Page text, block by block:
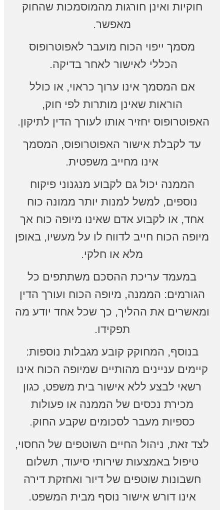
חוקיות ואינן חורגות מהמוסמכות שהחוק
מאפשר.
מסמך ייפוי הכוח מועבר לאפוטרופוס
הכללי לאישור לאחר בדיקה.
אם המסמך אינו ערוך כראוי, או כולל
הוראות שאינן מותרות לפי חוק,
האפוטרופוס יחזיר אותו לעורך הדין לתיקון.
עד לקבלת אישור האפוטרופוס, המסמך
אינו מחייב משפטית.
הממנה יכול גם לקבוע מנגנוני פיקוח
נוספים, למשל למנות יותר ממונה כוח
אחד, או לקבוע אדם שאינו מיופה כוח אך
מיופה הכוח חייב לדווח לו על מעשיו, באופן
מלא או חלקי.
במעמד עריכת ההסכם משתתפים כל
הגורמים: הממנה, מיופה הכוח ועורך הדין
ומאשרים את ההליך, כך שכל אחד יודע מה
תפקידו.
בנוסף, המחוקק קובע מגבלות נוספות:
קיימים עניינים מהותיים שמיופה הכוח אינו
רשאי לבצע ללא אישור בית משפט, כגון
מכירת נכסים של הממנה או פעולות
כספיות מעבר לסכומים שקבע החוק.
לצד זאת, ניהול החיים השוטפים של החסוי,
טיפול באמצעות שירותי סיעוד, תשלום
חשבונות שוטפים של דיור ואחזקת דירה
אינו דורש אישור נוסף מבית המשפט.